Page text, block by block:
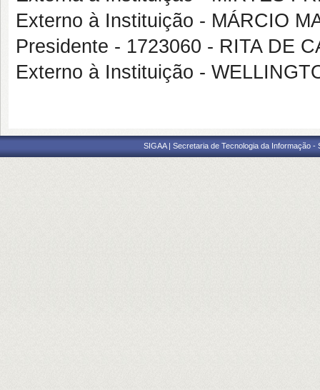
Externo à Instituição - MÁRCIO
Presidente - 1723060 - RITA DE
Externo à Instituição -
SIGAA | Secretaria de Tecnologia da Informação